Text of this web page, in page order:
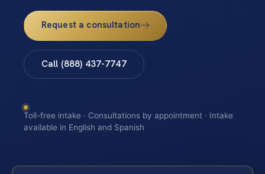
Request a consultation
Call (888) 437-7747
Toll-free intake · Consultations by appointment · Intake
available in English and Spanish